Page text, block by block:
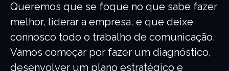
Queremos que se foque no que sabe fazer
melhor, liderar a empresa, e que deixe
connosco todo o trabalho de comunicação.
Vamos começar por fazer um diagnóstico,
desenvolver um plano estratégico e